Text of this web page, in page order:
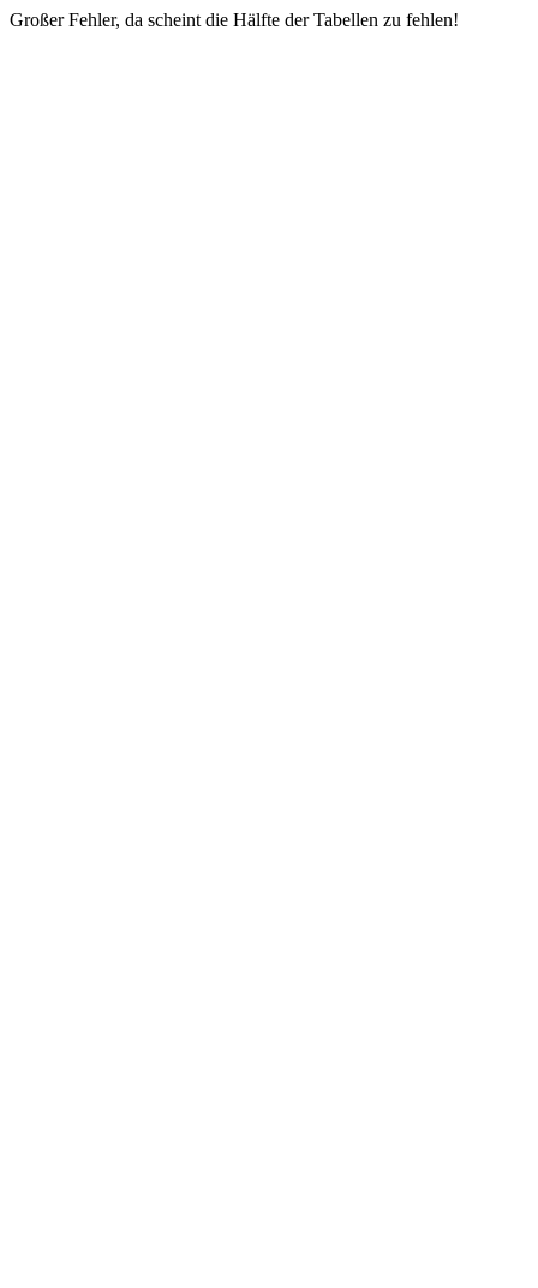
Großer Fehler, da scheint die Hälfte der Tabellen zu fehlen!